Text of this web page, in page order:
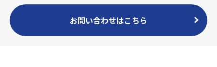
お問い合わせはこちら